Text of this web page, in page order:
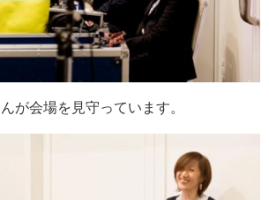
が会場を見守っています。